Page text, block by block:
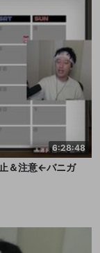
6:28:48
＆注意←バニガ